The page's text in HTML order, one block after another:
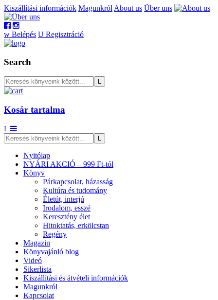
Kiszállítási információk Magunkról About us Über uns
w Belépés U Regisztráció
Search
Kosár tartalma
L
Nyitólap
NYÁRI AKCIÓ – 999 Ft-tól
Könyv
Párkapcsolat, házasság
Kultúra és tudomány
Életút, interjú
Irodalom, esszé
Keresztény élet
Hitoktatás, erkölcstan
Regény
Magazin
Könyvajánló blog
Videó
Sikerlista
Kiszállítási és átvételi információk
Magunkról
Kapcsolat